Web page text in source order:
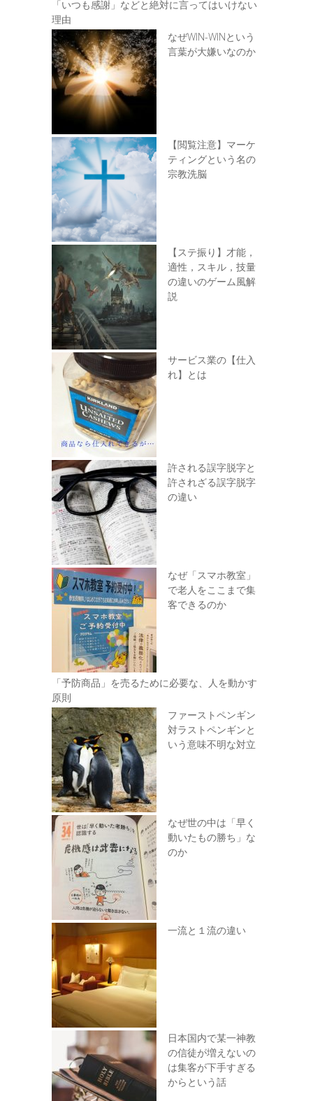
「いつも感謝」などと絶対に言ってはいけない
理由
なぜWIN-WINという
言葉が大嫌いなのか
【閲覧注意】マーケ
ティングという名の
宗教洗脳
【ステ振り】才能，
適性，スキル，技量
の違いのゲーム風解
説
サービス業の【仕入
れ】とは
許される誤字脱字と
許されざる誤字脱字
の違い
なぜ「スマホ教室」
で老人をここまで集
客できるのか
「予防商品」を売るために必要な、人を動かす
原則
ファーストペンギン
対ラストペンギンと
いう意味不明な対立
なぜ世の中は「早く
動いたもの勝ち」な
のか
一流と１流の違い
日本国内で某一神教
の信徒が増えないの
は集客が下手すぎる
からという話